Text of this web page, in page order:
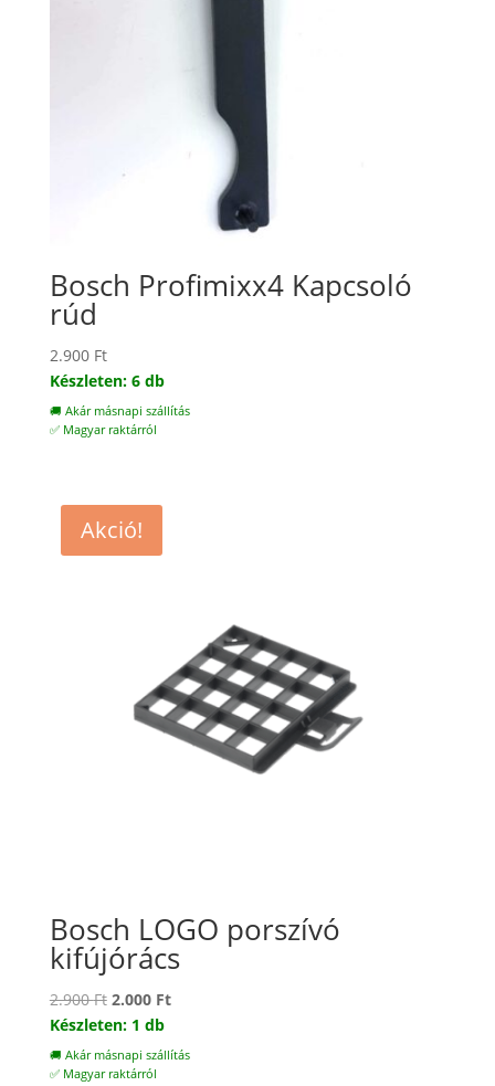
Bosch Profimixx4 Kapcsoló
rúd
2.900 Ft
Készleten: 6 db
🚚 Akár másnapi szállítás
✅ Magyar raktárról
Akció!
Bosch LOGO porszívó
kifújórács
2.900Ft Original
price
was:
2.900 Ft.
2.000 FtCurrent
is:
Készleten: 1 db
🚚 Akár másnapi szállítás
✅ Magyar raktárról